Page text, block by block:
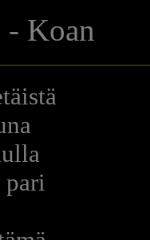
- Koan